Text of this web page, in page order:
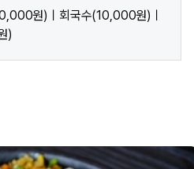
원)ㅣ회국수(10,000원)ㅣ
)